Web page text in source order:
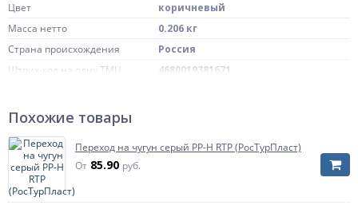
Цвет
коричневый
Масса нетто
0.206 кг
Страна происхождения
Россия
Штрих-код на одну ТМЦ
4680019381671
Область применения
Комплект поставки
В комплекте с уплотнительными
кольцами
Диаметр, мм
Угол (в градусах)
Похожие товары
Переход на чугун серый PP-H RTP (РосТурПласт)
От 85.90 руб.